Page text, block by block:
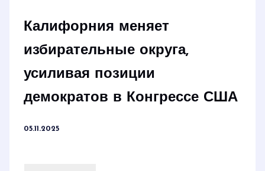
Калифорния меняет
избирательные округа,
усиливая позиции
демократов в Конгрессе США
05.11.2025